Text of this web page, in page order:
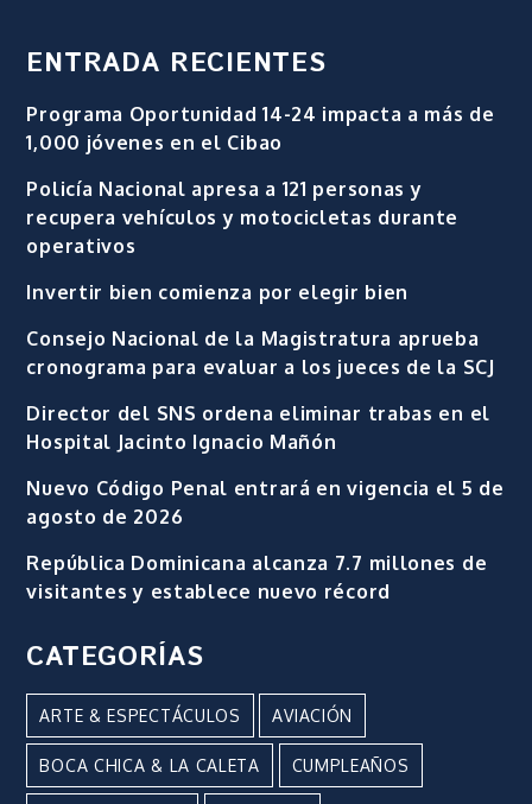
ENTRADA RECIENTES
Programa Oportunidad 14-24 impacta a más de
1,000 jóvenes en el Cibao
Policía Nacional apresa a 121 personas y
recupera vehículos y motocicletas durante
operativos
Invertir bien comienza por elegir bien
Consejo Nacional de la Magistratura aprueba
cronograma para evaluar a los jueces de la SCJ
Director del SNS ordena eliminar trabas en el
Hospital Jacinto Ignacio Mañón
Nuevo Código Penal entrará en vigencia el 5 de
agosto de 2026
República Dominicana alcanza 7.7 millones de
visitantes y establece nuevo récord
CATEGORÍAS
ARTE & ESPECTÁCULOS AVIACIÓN
BOCA CHICA & LA CALETA CUMPLEAÑOS